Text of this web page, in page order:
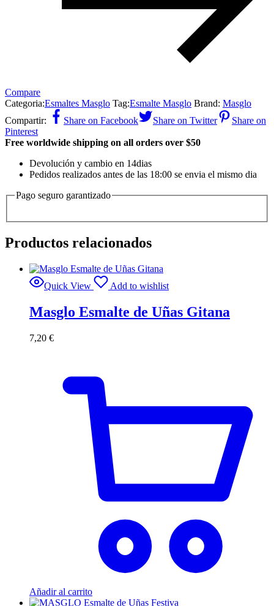
Compare
Categoria:Esmaltes Masglo Tag:Esmalte Masglo Brand: Masglo
Compartir:
Share on Facebook Share on Twitter
Share on
Pinterest
Free worldwide shipping on all orders over $50
Devolución y cambio en 14dias
Pedidos realizados antes de las 18:00 se envia el mismo dia
Pago seguro garantizado
Productos relacionados
Quick View Add to wishlist
Masglo Esmalte de Uñas Gitana
7,20 €
Añadir al carrito